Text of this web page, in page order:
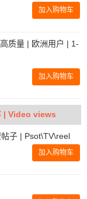
加入购物车
质量 | 欧洲用户 | 1-
加入购物车
| Video views
子 | Psot\TV\reel
加入购物车